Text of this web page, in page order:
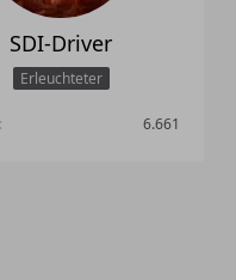
SDI-Driver
Erleuchteter
6.661